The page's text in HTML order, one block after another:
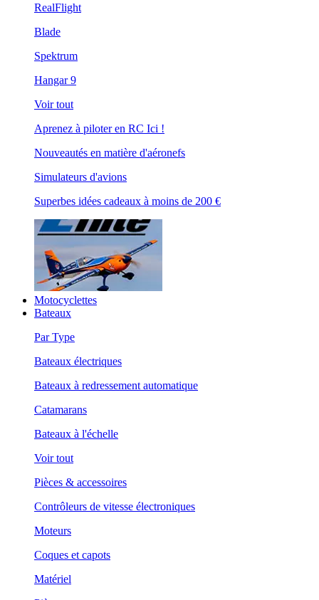
RealFlight
Blade
Spektrum
Hangar 9
Voir tout
Aprenez à piloter en RC Ici !
Nouveautés en matière d'aéronefs
Simulateurs d'avions
Superbes idées cadeaux à moins de 200 €
Motocyclettes
Bateaux
Par Type
Bateaux électriques
Bateaux à redressement automatique
Catamarans
Bateaux à l'échelle
Voir tout
Pièces & accessoires
Contrôleurs de vitesse électroniques
Moteurs
Coques et capots
Matériel